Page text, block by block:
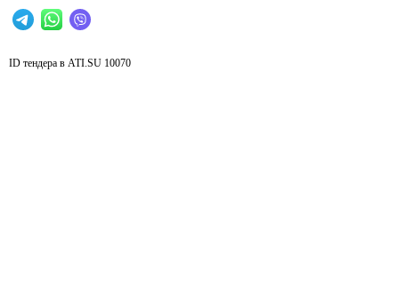
ID тендера в ATI.SU 10070